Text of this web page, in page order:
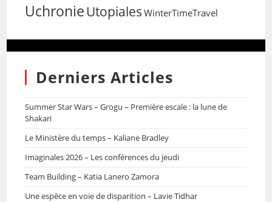
Uchronie Utopiales WinterTimeTravel
Derniers Articles
Summer Star Wars – Grogu – Première escale : la lune de
Shakari
Le Ministère du temps – Kaliane Bradley
Imaginales 2026 – Les conférences du jeudi
Team Building – Katia Lanero Zamora
Une espèce en voie de disparition – Lavie Tidhar